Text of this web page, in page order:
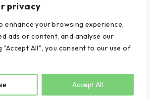
privacy
enhance your browsing experience,
ads or content, and analyse our
"Accept All", you consent to our use of
Accept All